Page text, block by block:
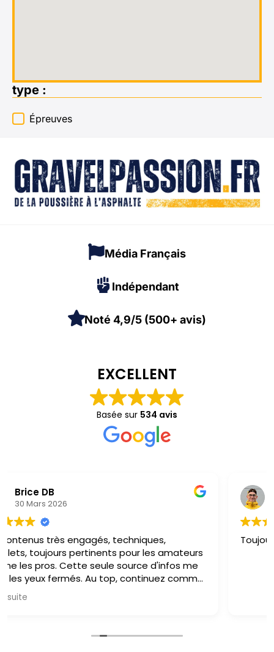
type :
type :Épreuves
Média Français
Indépendant
Noté 4,9/5 (500+ avis)
EXCELLENT
Basée sur 534 avis
29 Mars 2026
Toujours du contenu passionné, excellent!